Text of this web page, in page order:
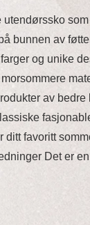
bunnen av
og unike
av bedre
favoritt
Det er